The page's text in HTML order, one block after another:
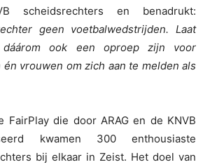
scheidsrechters en benadrukt:
geen voetbalwedstrijden. Laat
dáárom ook een oproep zijn voor
vrouwen om zich aan te melden als
FairPlay die door ARAG en de KNVB
kwamen 300 enthousiaste
bij elkaar in Zeist. Het doel van